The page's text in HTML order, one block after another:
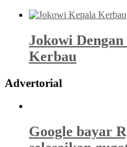
Jokowi
Kerbau
Advertorial
Google bayar